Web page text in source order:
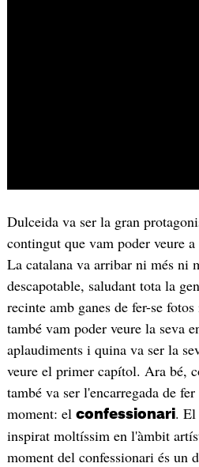
Dulceida va ser la gran
contingut que vam poder veure
La catalana va arribar ni més ni
descapotable, saludant tota la
recinte amb ganes de fer-se
també vam poder veure la seva
aplaudiments i quina va ser la
veure el primer capítol. Ara bé,
també va ser l'encarregada de
moment: el confessionari. El
inspirat moltíssim en l'àmbit
moment del confessionari és un